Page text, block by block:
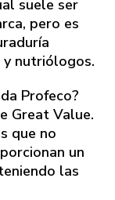
suele ser
pero es
y nutriólogos.
Profeco?
Great Value.
que no
un
las